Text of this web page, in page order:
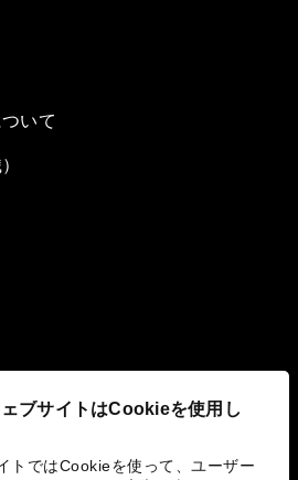
ブサイトはCookieを使用し
トではCookieを使って、ユーザー
いて
り組み